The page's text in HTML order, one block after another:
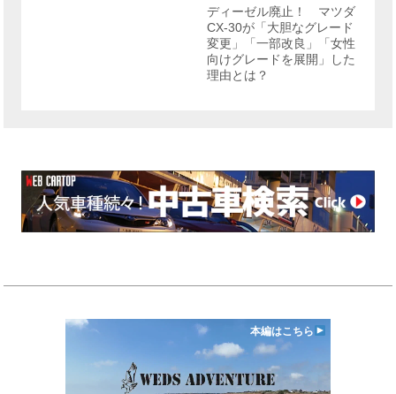
ディーゼル廃止！ マツダ
CX-30が「大胆なグレード
変更」「一部改良」「女性
向けグレードを展開」した
理由とは？
本編はこちら